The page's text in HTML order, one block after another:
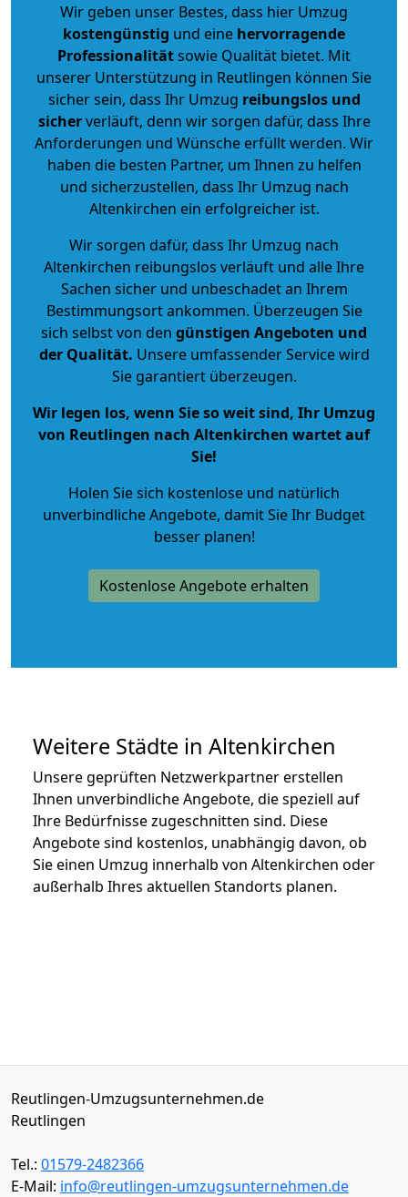
Wir geben unser Bestes, dass hier Umzug
kostengünstig und eine hervorragende
Professionalitätsowie Qualität bietet. Mit
unserer Unterstützung in Reutlingen können Sie
sicher sein, dass Ihr Umzug reibungslos und
sicherverläuft, denn wir sorgen dafür, dass Ihre
Anforderungen und Wünsche erfüllt werden. Wir
haben die besten Partner, um Ihnen zu helfen
und sicherzustellen, dass Ihr Umzug nach
Altenkirchen ein erfolgreicher ist.
Wir sorgen dafür, dass Ihr Umzug nach
Altenkirchen reibungslos verläuft und alle Ihre
Sachen sicher und unbeschadet an Ihrem
Bestimmungsort ankommen. Überzeugen Sie
sich selbst von den günstigen Angeboten und
der Qualität. Unsere umfassender Service wird
Sie garantiert überzeugen.
Wir legen los, wenn Sie so weit sind, Ihr Umzug
von Reutlingen nach Altenkirchen wartet auf
Sie!
Holen Sie sich kostenlose und natürlich
unverbindliche Angebote, damit Sie Ihr Budget
besser planen!
Kostenlose Angebote erhalten
Weitere Städte in Altenkirchen
Unsere geprüften Netzwerkpartner erstellen
Ihnen unverbindliche Angebote, die speziell auf
Ihre Bedürfnisse zugeschnitten sind. Diese
Angebote sind kostenlos, unabhängig davon, ob
Sie einen Umzug innerhalb von Altenkirchen oder
außerhalb Ihres aktuellen Standorts planen.
Reutlingen-Umzugsunternehmen.de
Reutlingen
Tel.: 01579-2482366
E-Mail: info@reutlingen-umzugsunternehmen.de